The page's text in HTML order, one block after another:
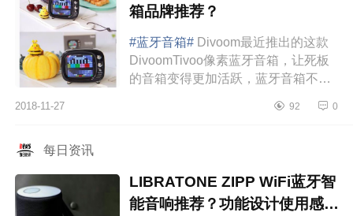
箱品牌推荐？
#蓝牙音箱# Divoom最近推出的这款
DivoomTivoo像素蓝牙音箱，让死板
的音箱变得更加活跃，蓝牙音箱不再
用音箱来玩小游戏，这绝对的颠覆了
2018-11-27 92 0
每日资讯
LIBRATONE ZIPP WiFi蓝牙智
能音响推荐？功能设计使用感好